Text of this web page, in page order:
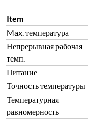
Item
Max. температура
Непрерывная рабочая
темп.
Питание
Точность температуры
Температурная
равномерность